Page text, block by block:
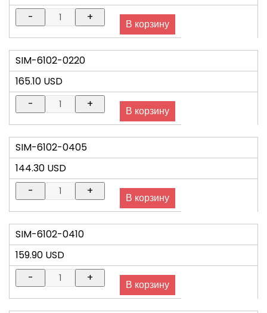
SIM-6102-0220
165.10 USD
SIM-6102-0405
144.30 USD
SIM-6102-0410
159.90 USD